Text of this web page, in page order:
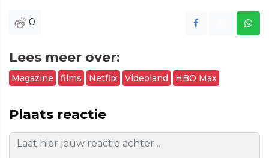
0
Lees meer over:
Magazine films Netflix Videoland HBO Max
Plaats reactie